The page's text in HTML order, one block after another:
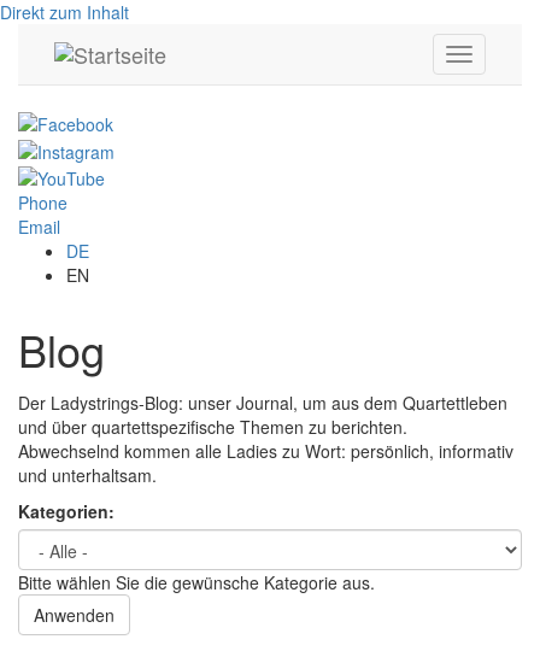
Direkt zum Inhalt
Toggle
navigation
Phone
Email
DE
EN
Blog
Der Ladystrings-Blog: unser Journal, um aus dem Quartettleben
und über quartettspezifische Themen zu berichten.
Abwechselnd kommen alle Ladies zu Wort: persönlich, informativ
und unterhaltsam.
Kategorien:
Bitte wählen Sie die gewünsche Kategorie aus.